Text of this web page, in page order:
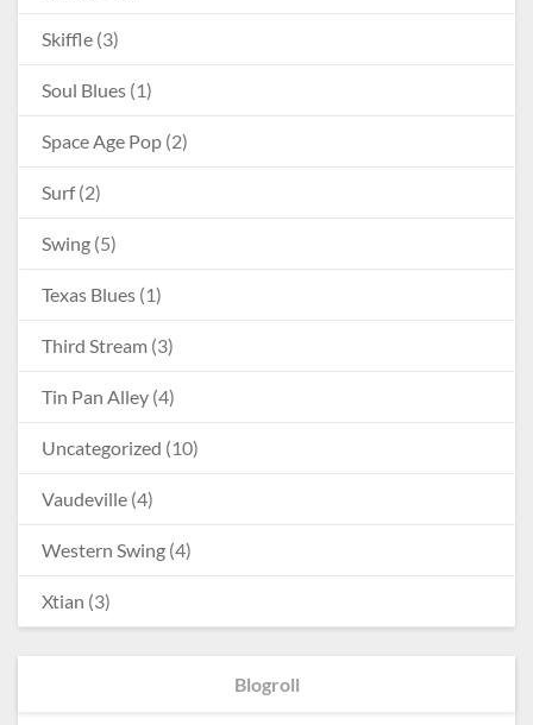
Skiffle (3)
Soul Blues (1)
Space Age Pop (2)
Surf(2)
Swing (5)
Texas Blues (1)
Third Stream (3)
Tin Pan Alley (4)
Uncategorized (10)
Vaudeville (4)
Western Swing (4)
Xtian (3)
Blogroll